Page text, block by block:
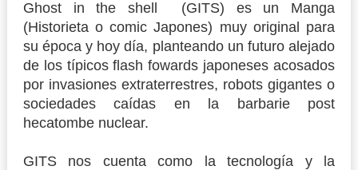
Ghost in the shell (GITS) es un Manga
(Historieta o comic Japones) muy original para
su época y hoy día, planteando un futuro alejado
de los típicos flash fowards japoneses acosados
por invasiones extraterrestres, robots gigantes o
sociedades caídas en la barbarie post
hecatombe nuclear.
GITS nos cuenta como la tecnología y la